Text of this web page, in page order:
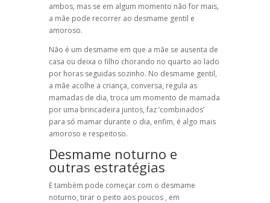
ambos, mas se em algum momento não for mais,
a mãe pode recorrer ao desmame gentil e
amoroso.
Não é um desmame em que a mãe se ausenta de
casa ou deixa o filho chorando no quarto ao lado
por horas seguidas sozinho. No desmame gentil,
a mãe acolhe a criança, conversa, regula as
mamadas de dia, troca um momento de mamada
por uma brincadeira juntos, faz ‘combinados’
para só mamar durante o dia, enfim, é algo mais
amoroso e respeitoso.
Desmame noturno e
outras estratégias
E também pode começar com o desmame
noturno, tirar o peito aos poucos , em